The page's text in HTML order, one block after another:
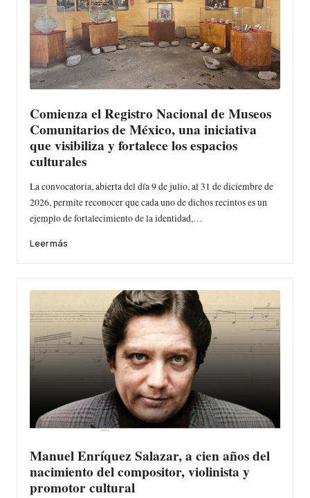
Comienza el Registro Nacional de Museos
Comunitarios de México, una iniciativa
que visibiliza y fortalece los espacios
culturales
La convocatoria, abierta del día 9 de julio, al 31 de diciembre de
2026, permite reconocer que cada uno de dichos recintos es un
ejemplo de fortalecimiento de la identidad,…
Leer más
Manuel Enríquez Salazar, a cien años del
nacimiento del compositor, violinista y
promotor cultural